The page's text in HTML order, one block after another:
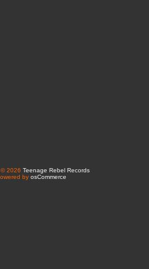
2026 Teenage Rebel Records
by osCommerce